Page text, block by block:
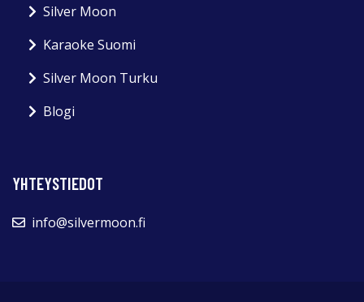
Silver Moon
Karaoke Suomi
Silver Moon Turku
Blogi
YHTEYSTIEDOT
info@silvermoon.fi